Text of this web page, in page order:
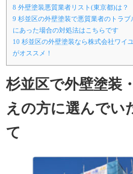
8 外壁塗装悪質業者リスト(東京都)は？
9 杉並区の外壁塗装で悪質業者のトラブ
にあった場合の対処法はこちらです
10 杉並区の外壁塗装なら株式会社ワイ
がオススメ！
杉並区で外壁塗装
えの方に選んでい
て